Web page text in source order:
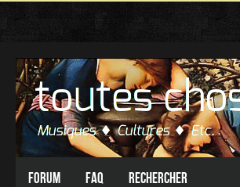
Forum FAQ Rechercher